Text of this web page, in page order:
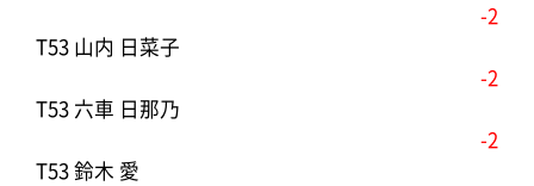
-2
T53 山内 日菜子
-2
T53 六車 日那乃
-2
T53 鈴木 愛